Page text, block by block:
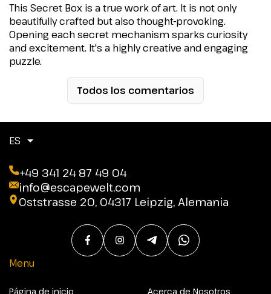
This Secret Box is a true work of art. It is not only
beautifully crafted but also thought-provoking.
Opening each secret mechanism sparks curiosity
and excitement. It's a highly creative and engaging
puzzle.
Todos los comentarios
ES
+49 341 24 87 49 04
info@escapewelt.com
Oststrasse 20, 04317 Leipzig, Alemania
Menu
Página de inicio
Acerca de Nosotros